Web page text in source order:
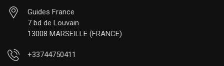
Guides France
7 bd de Louvain
13008 MARSEILLE (FRANCE)
+33744750411